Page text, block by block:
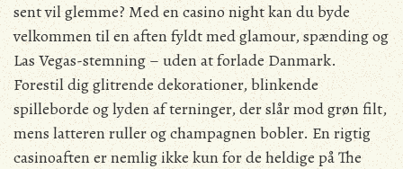
sent vil glemme? Med en casino night kan du byde
velkommen til en aften fyldt med glamour, spænding og
Las Vegas-stemning – uden at forlade Danmark.
Forestil dig glitrende dekorationer, blinkende
spilleborde og lyden af terninger, der slår mod grøn filt,
mens latteren ruller og champagnen bobler. En rigtig
casinoaften er nemlig ikke kun for de heldige på The